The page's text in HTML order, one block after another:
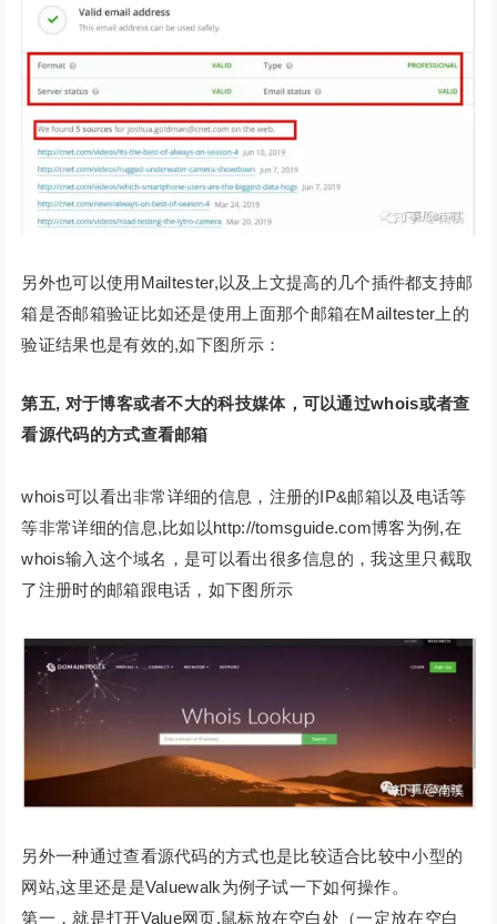
另外也可以使用Mailtester,以及上文提高的几个插件都支持邮
箱是否邮箱验证比如还是使用上面那个邮箱在Mailtester上的
验证结果也是有效的,如下图所示：
第五, 对于博客或者不大的科技媒体，可以通过whois或者查
看源代码的方式查看邮箱
whois可以看出非常详细的信息，注册的IP&邮箱以及电话等
等非常详细的信息,比如以http://tomsguide.com博客为例,在
whois输入这个域名，是可以看出很多信息的，我这里只截取
了注册时的邮箱跟电话，如下图所示
另外一种通过查看源代码的方式也是比较适合比较中小型的
网站,这里还是是Valuewalk为例子试一下如何操作。
第一，就是打开Value网页,鼠标放在空白处（一定放在空白